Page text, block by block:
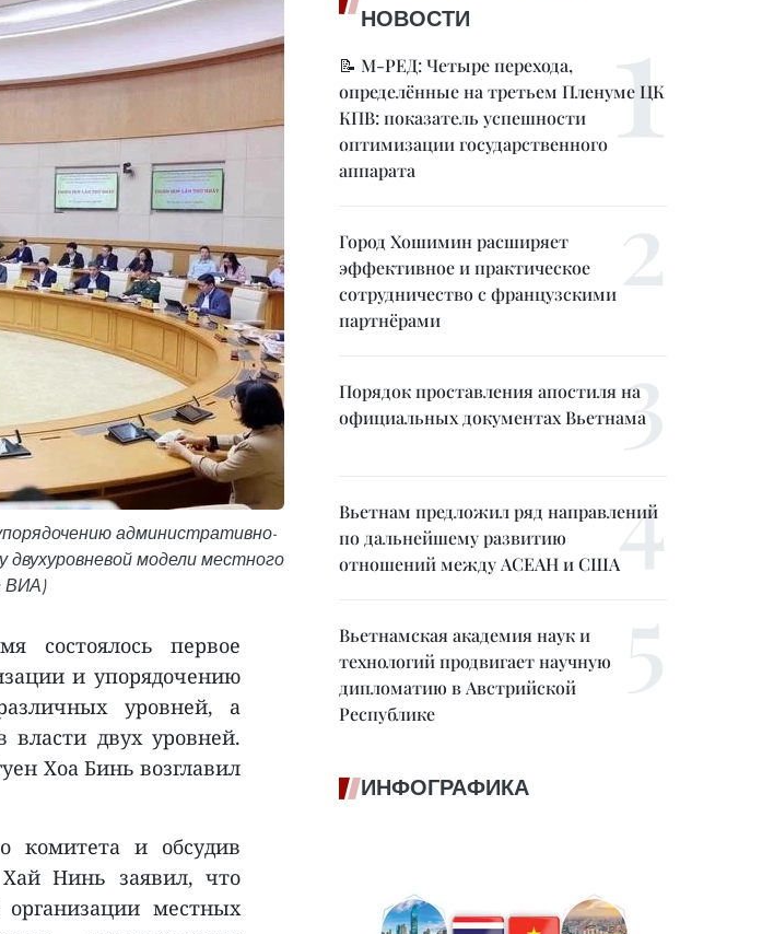
административно-
модели местного
ВИА)
состоялось первое
и упорядочению
уровней, а
власти двух уровней.
Хоа Бинь возглавил
комитета и обсудив
Нинь заявил, что
местных
НОВОСТИ
📝 М-РЕД: Четыре перехода,
определённые на третьем Пленуме ЦК
КПВ: показатель успешности
оптимизации государственного
аппарата
Город Хошимин расширяет
эффективное и практическое
сотрудничество с французскими
партнёрами
Порядок проставления апостиля на
официальных документах Вьетнама
Вьетнам предложил ряд направлений
по дальнейшему развитию
отношений между АСЕАН и США
Вьетнамская академия наук и
технологий продвигает научную
дипломатию в Австрийской
Республике
ИНФОГРАФИКА